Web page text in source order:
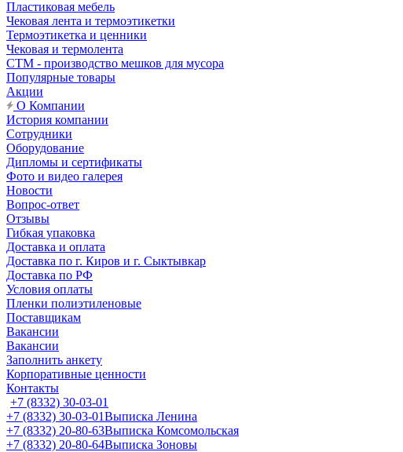
Пластиковая мебель
Чековая лента и термоэтикетки
Термоэтикетка и ценники
Чековая и термолента
СТМ - производство мешков для мусора
Популярные товары
Акции
О Компании
История компании
Сотрудники
Оборудование
Дипломы и сертификаты
Фото и видео галерея
Новости
Вопрос-ответ
Отзывы
Гибкая упаковка
Доставка и оплата
Доставка по г. Киров и г. Сыктывкар
Доставка по РФ
Условия оплаты
Пленки полиэтиленовые
Поставщикам
Вакансии
Вакансии
Заполнить анкету
Корпоративные ценности
Контакты
+7 (8332) 30-03-01
+7 (8332) 30-03-01Выписка Ленина
+7 (8332) 20-80-63Выписка Комсомольская
+7 (8332) 20-80-64Выписка Зоновы